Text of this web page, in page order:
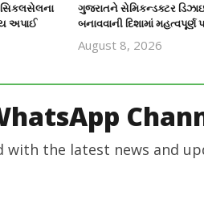
સિકલસેલના
અપાઈ
ગુજરાતને સેમિકન્ડક્ટર
બનાવવાની દિશામાં મહત્વપૂર્ણ
August 8, 2026
with the latest news and